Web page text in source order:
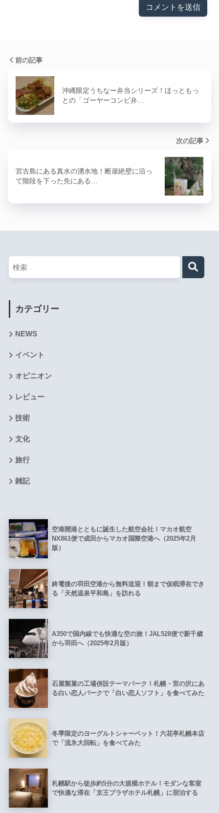
前の記事
沖縄限定うちなー弁当シリーズ！ほっともっ
との「ゴーヤーコンビ弁…
次の記事
宮古島にある真水の湧水地！断崖絶壁に沿っ
て階段を下った先にある…
カテゴリー
NEWS
イベント
オピニオン
レビュー
技術
文化
旅行
雑記
空港開港とともに誕生した航空会社！マカオ航空
NX861便で成田からマカオ国際空港へ（2025年2月
版）
終電後の羽田空港から無料送迎！朝まで仮眠滞在でき
る「天然温泉平和島」を訪れる
A350で国内線でも快適な空の旅！JAL528便で新千歳
から羽田へ（2025年2月版）
石屋製菓の工場併設テーマパーク！札幌・宮の沢にあ
る白い恋人パークで「白い恋人ソフト」を食べてみた
冬季限定のヨーグルトシャーベット！六花亭札幌本店
で「流氷大回転」を食べてみた
札幌駅から徒歩約5分の大規模ホテル！モダンな客室
で快適な滞在「京王プラザホテル札幌」に宿泊する